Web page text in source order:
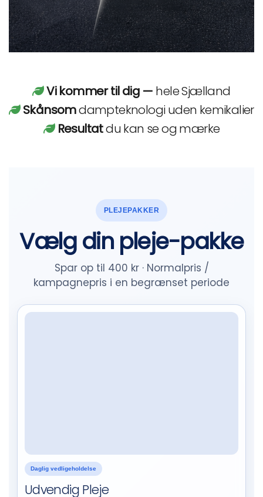
Vi kommer til dig — hele Sjælland
Skånsomdampteknologi uden kemikalier
Resultatdu kan se og mærke
PLEJEPAKKER
Vælg din pleje-pakke
Spar op til 400 kr · Normalpris /
kampagnepris i en begrænset periode
Daglig vedligeholdelse
Udvendig Pleje